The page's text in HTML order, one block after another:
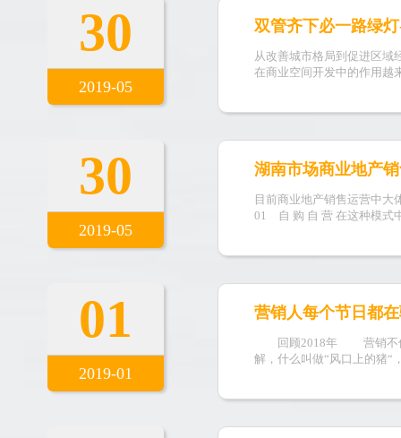
30
2019-05
双管齐下必一路绿
从改善城市格局到促进区域
在商业空间开发中的作用越
30
2019-05
湖南市场商业地产
目前商业地产销售运营中
01 自 购 自 营 在这种模式
01
2019-01
营销人每个节日都
回顾2018年 营销不仅流
解，什么叫做“风口上的猪“